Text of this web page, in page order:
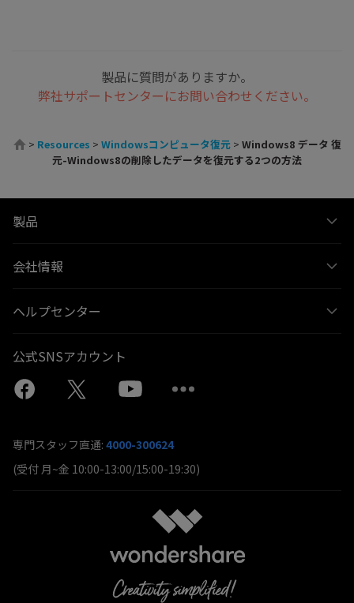
製品に質問がありますか。
弊社サポートセンターにお問い合わせください。
> Resources > Windowsコンピュータ復元> Windows8 データ 復
元-Windows8の削除したデータを復元する2つの方法
製品
会社情報
ヘルプセンター
公式SNSアカウント
専門スタッフ直通: 4000-300624
(受付 月~金 10:00-13:00/15:00-19:30)